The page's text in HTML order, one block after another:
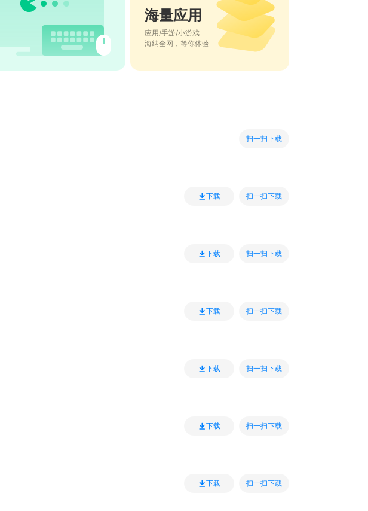
海量应用
应用/手游/小游戏
海纳全网，等你体验
扫一扫下载
下载 扫一扫下载
下载 扫一扫下载
下载 扫一扫下载
下载 扫一扫下载
下载 扫一扫下载
下载 扫一扫下载